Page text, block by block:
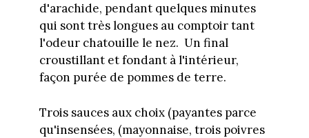
d'arachide, pendant quelques minutes
qui sont très longues au comptoir tant
l'odeur chatouille le nez. Un final
croustillant et fondant à l'intérieur,
façon purée de pommes de terre.
Trois sauces aux choix (payantes parce
qu'insensées, (mayonnaise, trois poivres